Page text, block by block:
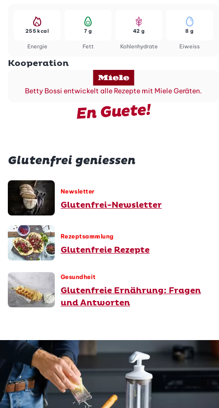
Energie
255 kcal
Fett
7 g
Kohlenhydrate
42 g
Eiweiss
8 g
Kooperation
Betty Bossi entwickelt alle Rezepte mit Miele Geräten.
En Guete!
Glutenfrei geniessen
Newsletter
Glutenfrei-Newsletter
Rezeptsammlung
Glutenfreie Rezepte
Gesundheit
Glutenfreie Ernährung: Fragen
und Antworten